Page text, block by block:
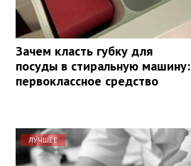
Зачем класть губку для
посуды в стиральную машину:
первоклассное средство
ЛУЧШЕЕ